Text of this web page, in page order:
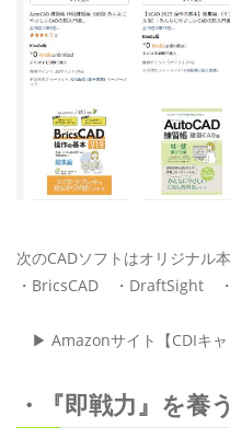
次のCADソフトはオリジナル
・BricsCAD ・DraftSight
▶ Amazonサイト【CDIキャ
・『即戦力』を養